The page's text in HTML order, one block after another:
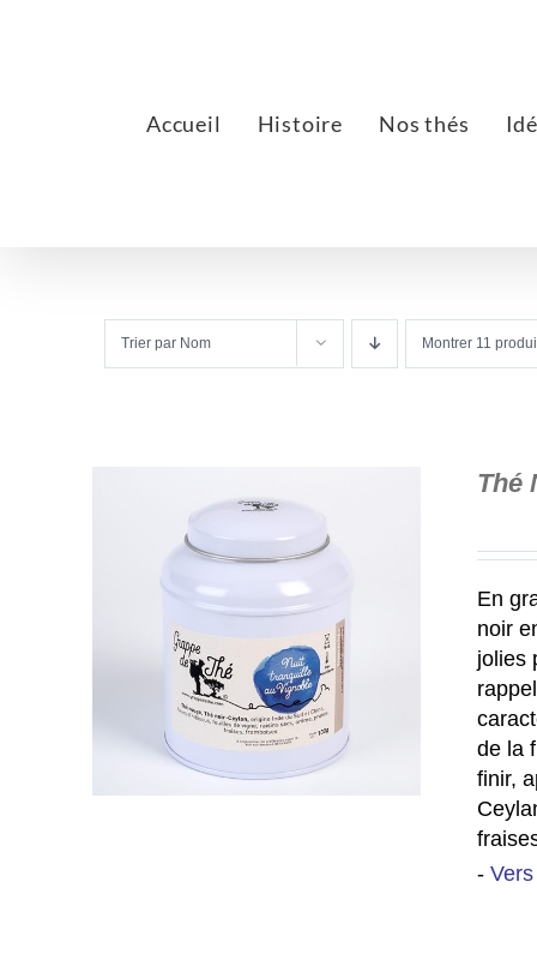
Accueil Histoire Nos thés
Trier par Nom Montrer 11
Thé
En
noir
jolies
de la
finir,
-